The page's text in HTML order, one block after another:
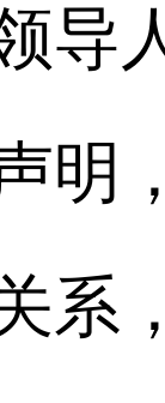
导
明
系